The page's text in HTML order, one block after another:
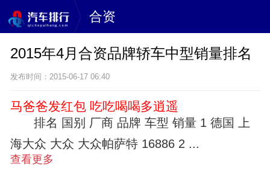
合资
2015年4月合资品牌轿车中型销量排名
发布时间：2015-06-17 06:40
马爸爸发红包 吃吃喝喝多逍遥
排名 国别 厂商 品牌 车型 销量 1 德国 上
海大众 大众 大众帕萨特 16886 2 ...
查看更多